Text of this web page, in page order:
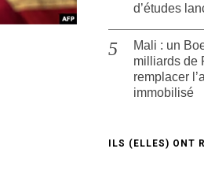
d’études
Mali : un
milliards de
remplacer
immobilisé
ILS (ELLES) ONT